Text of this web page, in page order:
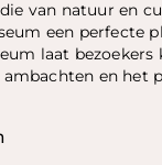
van natuur en
een perfecte
laat bezoekers
en het